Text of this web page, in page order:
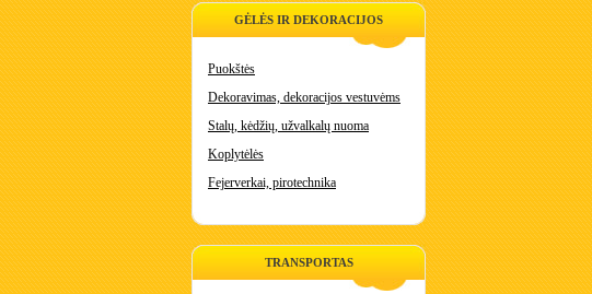
GĖLĖS IR DEKORACIJOS
Puokštės
Dekoravimas, dekoracijos vestuvėms
Stalų, kėdžių, užvalkalų nuoma
Koplytėlės
Fejerverkai, pirotechnika
TRANSPORTAS